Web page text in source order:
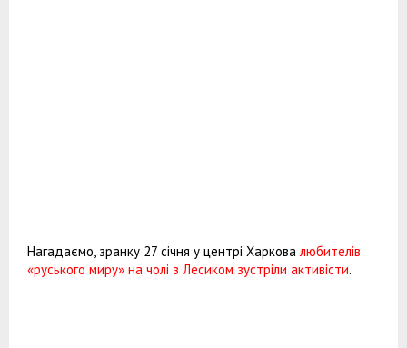
Нагадаємо, зранку 27 січня у центрі Харкова любителів
«руського миру» на чолі з Лесиком зустріли активісти.